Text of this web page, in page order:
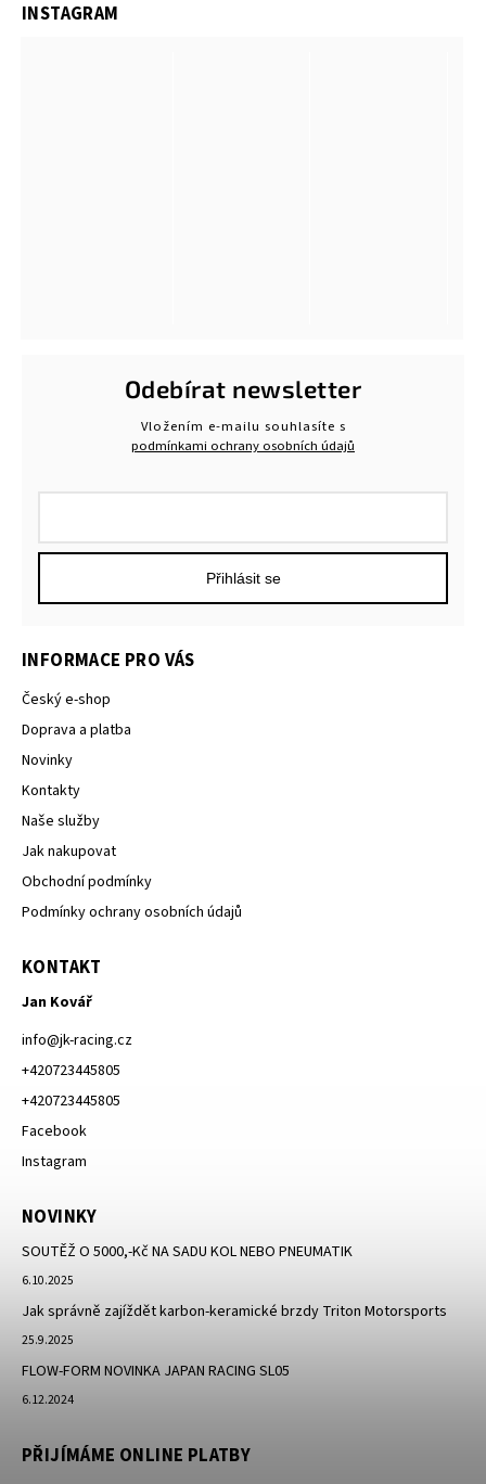
INSTAGRAM
INFORMACE PRO VÁS
Český e-shop
Doprava a platba
Novinky
Kontakty
Naše služby
Jak nakupovat
Obchodní podmínky
Podmínky ochrany osobních údajů
KONTAKT
Jan Kovář
info@jk-racing.cz
+420723445805
+420723445805
Facebook
Instagram
NOVINKY
SOUTĚŽ O 5000,-Kč NA SADU KOL NEBO PNEUMATIK
6.10.2025
Jak správně zajíždět karbon-keramické brzdy Triton Motorsports
25.9.2025
FLOW-FORM NOVINKA JAPAN RACING SL05
6.12.2024
PŘIJÍMÁME ONLINE PLATBY
Odebírat newsletter
Vložením e-mailu souhlasíte s
podmínkami ochrany osobních údajů
Přihlásit se